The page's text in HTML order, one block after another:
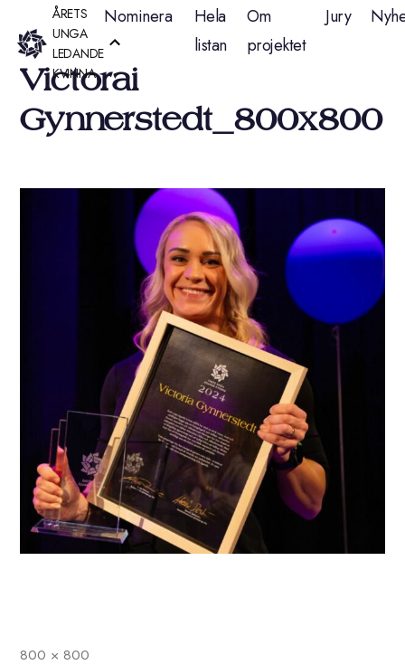
Hoppa
till
innehåll
ÅRETS
UNGA
LEDANDE
KVINNA
Nominera
Hela
listan
Om
projektet
Jury
Victorai
Gynnerstedt_800x800
Full
800 × 800